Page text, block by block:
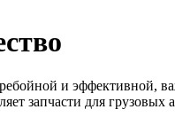
и эффективной,
запчасти для грузовых